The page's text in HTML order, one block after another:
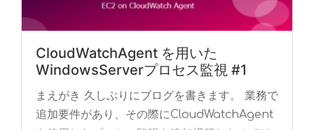
CloudWatchAgent を用いた
WindowsServerプロセス監視 #1
まえがき 久しぶりにブログを書きます。 業務で
追加要件があり、その際にCloudWatchAgent